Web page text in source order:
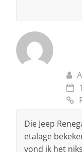
Die Jeep
etalage
vond ik het